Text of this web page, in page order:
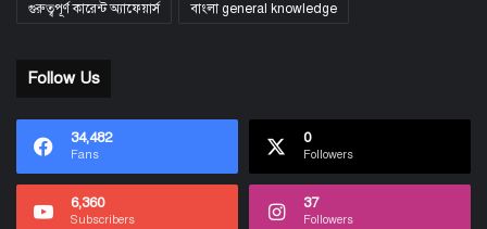
গুরুত্বপূর্ণ কারেন্ট অ্যাফেয়ার্স বাংলা general knowledge
Follow Us
34,482
Fans
0
Followers
6,360
Subscribers
37
Followers